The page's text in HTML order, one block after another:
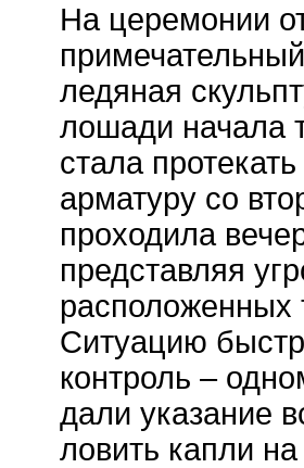
На церемонии
ледяная
лошади начала
стала
арматуру со
проходила
представляя
расположенных
Ситуацию
контроль –
дали указание
ловить капли